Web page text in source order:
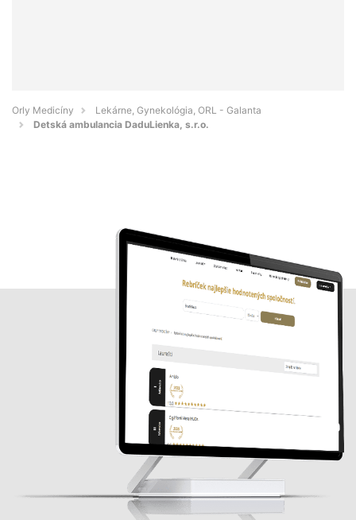
Orly Medicíny
Lekárne, Gynekológia, ORL - Galanta
Detská ambulancia DaduLienka, s.r.o.